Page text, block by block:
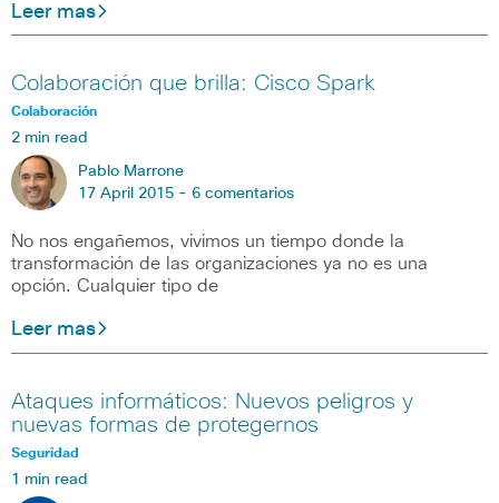
Leer mas
Colaboración que brilla: Cisco Spark
Colaboración
2 min read
Pablo Marrone
17 April 2015 - 6 comentarios
No nos engañemos, vivimos un tiempo donde la
transformación de las organizaciones ya no es una
opción. Cualquier tipo de
Leer mas
Ataques informáticos: Nuevos peligros y
nuevas formas de protegernos
Seguridad
1 min read